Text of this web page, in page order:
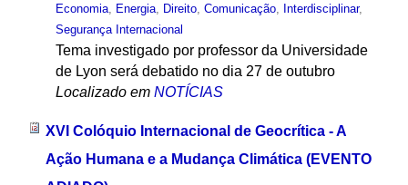
Economia, Energia, Direito, Comunicação, Interdisciplinar,
Segurança Internacional
Tema investigado por professor da Universidade
de Lyon será debatido no dia 27 de outubro
Localizado em NOTÍCIAS
XVI Colóquio Internacional de Geocrítica - A
Ação Humana e a Mudança Climática (EVENTO